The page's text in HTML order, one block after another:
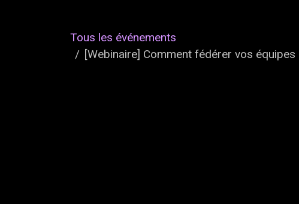
Tous les événements
[Webinaire] Comment fédérer vos